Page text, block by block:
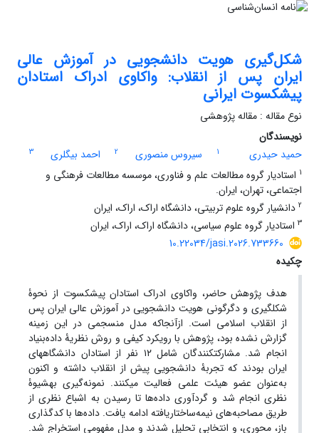
شکل‌گیری هویت دانشجویی در آموزش عالی
ایران پس از انقلاب: واکاوی ادراک استادان
پیشکسوت ایرانی
نوع مقاله : مقاله پژوهشی
نویسندگان
حمید حیدری
1 سیروس منصوری 2 احمد بیگلری
3
1 استادیار گروه مطالعات علم و فناوری، موسسه مطالعات فرهنگی و
اجتماعی، تهران، ایران.
2 دانشیار گروه علوم تربیتی، دانشگاه اراک، اراک، ایران
3 استادیار گروه علوم سیاسی، دانشگاه اراک، اراک، ایران
10.22034/jasi.2026.733660
چکیده
هدف پژوهش حاضر، واکاوی ادراک استادان پیشکسوت از نحوۀ
شکل‏گیری و دگرگونی هویت دانشجویی در آموزش عالی ایران پس
از انقلاب اسلامی است. ازآنجاکه مدل منسجمی در این زمینه
گزارش نشده بود، پژوهش با رویکرد کیفی و روش نظریۀ داده‌بنیاد
انجام شد. مشارکت‏کنندگان شامل ۱۲ نفر از استادان دانشگاه‏های
ایران بودند که تجربۀ دانشجویی پیش از انقلاب داشته و اکنون
به‌عنوان عضو هیئت علمی فعالیت می‏کنند. نمونه‌گیری به‏شیوۀ
نظری انجام شد و گردآوری داده‌ها تا رسیدن به اشباع نظری از
طریق مصاحبه‌های نیمه‌ساختاریافته ادامه یافت. داده‌ها با کدگذاری
باز، محوری، و انتخابی تحلیل شدند و مدل مفهومی استخراج شد.